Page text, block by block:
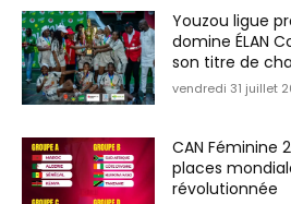
Youzou ligue
domine ÉLAN
son titre de
vendredi 31 juillet
CAN Féminine
places
révolutionnée